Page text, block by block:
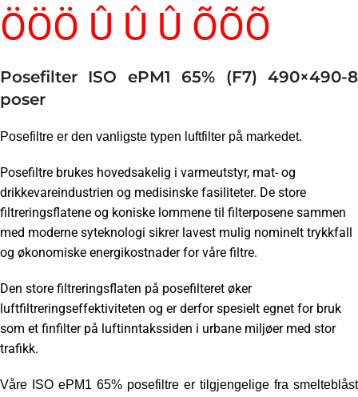
ÖÖÖ Û Û Û ÕÕÕ
Posefilter ISO ePM1 65% (F7) 490×490-8
poser
Posefiltre er den vanligste typen luftfilter på markedet.
Posefiltre brukes hovedsakelig i varmeutstyr, mat- og
drikkevareindustrien og medisinske fasiliteter. De store
filtreringsflatene og koniske lommene til filterposene sammen
med moderne syteknologi sikrer lavest mulig nominelt trykkfall
og økonomiske energikostnader for våre filtre.
Den store filtreringsflaten på posefilteret øker
luftfiltreringseffektiviteten og er derfor spesielt egnet for bruk
som et finfilter på luftinntakssiden i urbane miljøer med stor
trafikk.
Våre ISO ePM1 65% posefiltre er tilgjengelige fra smelteblåst